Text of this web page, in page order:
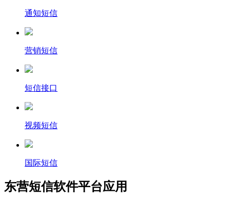
通知短信
营销短信
短信接口
视频短信
国际短信
东营短信软件平台应用